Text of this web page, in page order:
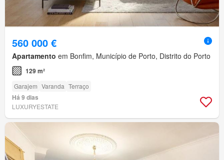
560 000 €
Apartamento em Bonfim, Município de Porto, Distrito do Porto
129 m²
Garajem Varanda Terraço
Há 9 dias
LUXURYESTATE